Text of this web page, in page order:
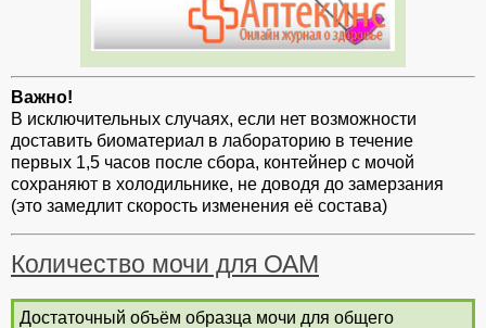
Важно!
В исключительных случаях, если нет возможности
доставить биоматериал в лабораторию в течение
первых 1,5 часов после сбора, контейнер с мочой
сохраняют в холодильнике, не доводя до замерзания
(это замедлит скорость изменения её состава)
Количество мочи для ОАМ
Достаточный объём образца мочи для общего